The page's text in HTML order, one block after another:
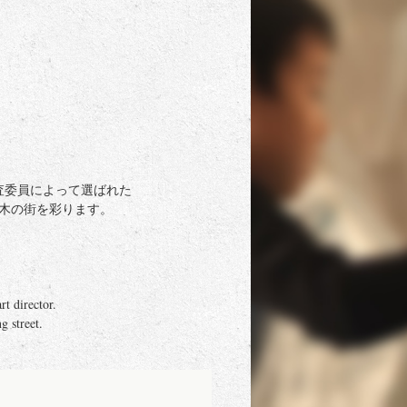
員によって選ばれた
街を彩ります。
director.
street.